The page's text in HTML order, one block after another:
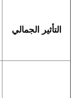
التأثير الجمالي